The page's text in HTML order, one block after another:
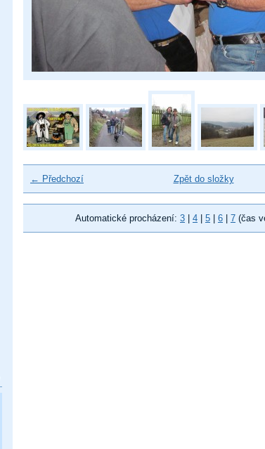
← Předchozí Zpět do složky
Automatické procházení: 3 4 5 6 7 (čas